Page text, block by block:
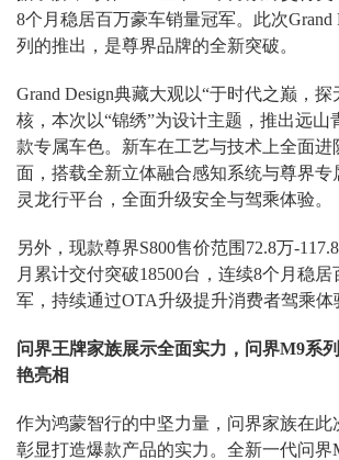
8个月稳居百万豪车销量冠军。此次Grand
列的推出，是尊界品牌的全新突破。
Grand Design典藏大观以“于时代之巅，探
核，本次以“锦绣”为设计主题，推出远山
款专属车色。新车在工艺与技术上全面进
面，搭载全新立体融合感知系统与尊界专
灵龙行平台，全面升级安全与驾乘体验。
另外，现款尊界S800售价范围72.8万-
月累计交付突破18500台，连续8个月稳
军，持续通过OTA升级提升消费者驾乘体
问界王牌家族展示全面实力，问界M9系
艳亮相
作为鸿蒙智行的中坚力量，问界家族在此
彰显打造爆款产品的实力。全新一代问界